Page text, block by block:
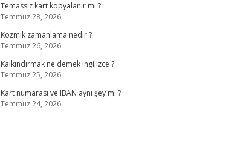
Temassız kart kopyalanır mı ?
Temmuz 28, 2026
Kozmik zamanlama nedir ?
Temmuz 26, 2026
Kalkındırmak ne demek ingilizce ?
Temmuz 25, 2026
Kart numarası ve IBAN aynı şey mi ?
Temmuz 24, 2026